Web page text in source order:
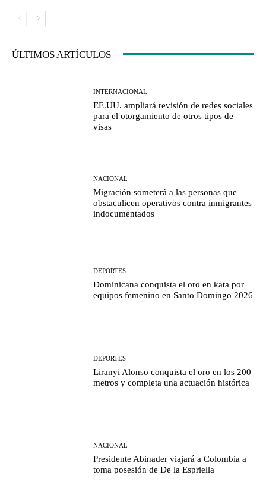
ÚLTIMOS ARTÍCULOS
INTERNACIONAL
EE.UU. ampliará revisión de redes sociales
para el otorgamiento de otros tipos de
visas
NACIONAL
Migración someterá a las personas que
obstaculicen operativos contra inmigrantes
indocumentados
DEPORTES
Dominicana conquista el oro en kata por
equipos femenino en Santo Domingo 2026
DEPORTES
Liranyi Alonso conquista el oro en los 200
metros y completa una actuación histórica
NACIONAL
Presidente Abinader viajará a Colombia a
toma posesión de De la Espriella